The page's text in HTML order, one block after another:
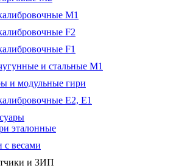
М1
F2
F1
и стальные М1
и модульные гири
E2, Е1
эталонные
с весами
и ЗИП